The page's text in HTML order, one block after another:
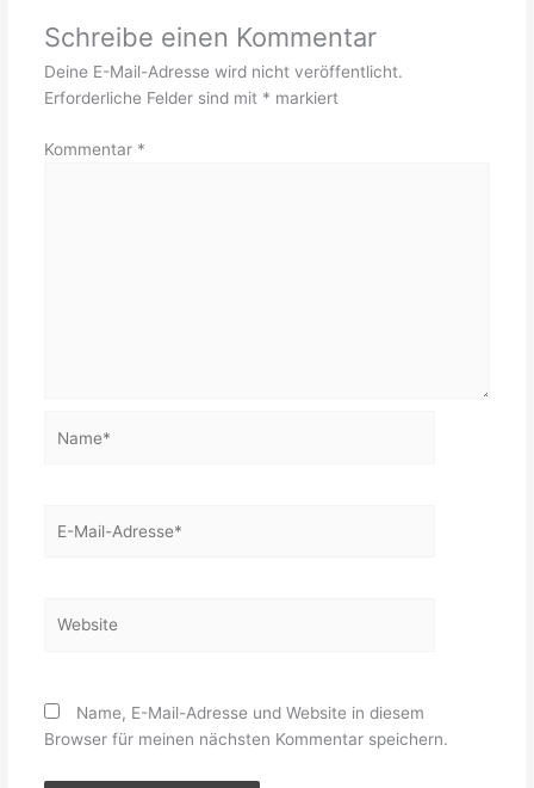
Schreibe einen Kommentar
Deine E-Mail-Adresse wird nicht veröffentlicht.
Erforderliche Felder sind mit * markiert
Kommentar *
Mail-
Name, E-Mail-Adresse und Website in diesem
Browser für meinen nächsten Kommentar speichern.